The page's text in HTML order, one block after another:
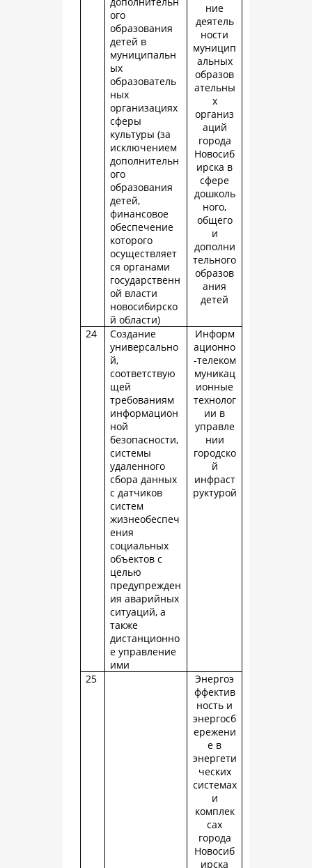
ого
образования
детей в
муниципальн
ых
образователь
ных
организациях
сферы
культуры (за
исключением
дополнительн
ого
образования
детей,
финансовое
обеспечение
которого
осуществляет
ся органами
государственн
ой власти
новосибирско
й области)
ние
деятель
ности
муницип
альных
образов
ательны
х
организ
аций
города
Новосиб
ирска в
сфере
дошколь
ного,
общего
и
дополни
тельного
образов
ания
детей
24
Создание
универсально
й,
соответствую
щей
требованиям
информацион
ной
безопасности,
системы
удаленного
сбора данных
с датчиков
систем
жизнеобеспеч
ения
социальных
объектов с
целью
предупрежден
ия аварийных
ситуаций, а
также
дистанционно
е управление
ими
Информ
ационно
-телеком
муникац
ионные
технолог
ии в
управле
нии
городско
й
инфраст
руктурой
25
Энергоэ
ффектив
ность и
энергосб
ережени
е в
энергети
ческих
системах
и
комплек
сах
города
Новосиб
ирска